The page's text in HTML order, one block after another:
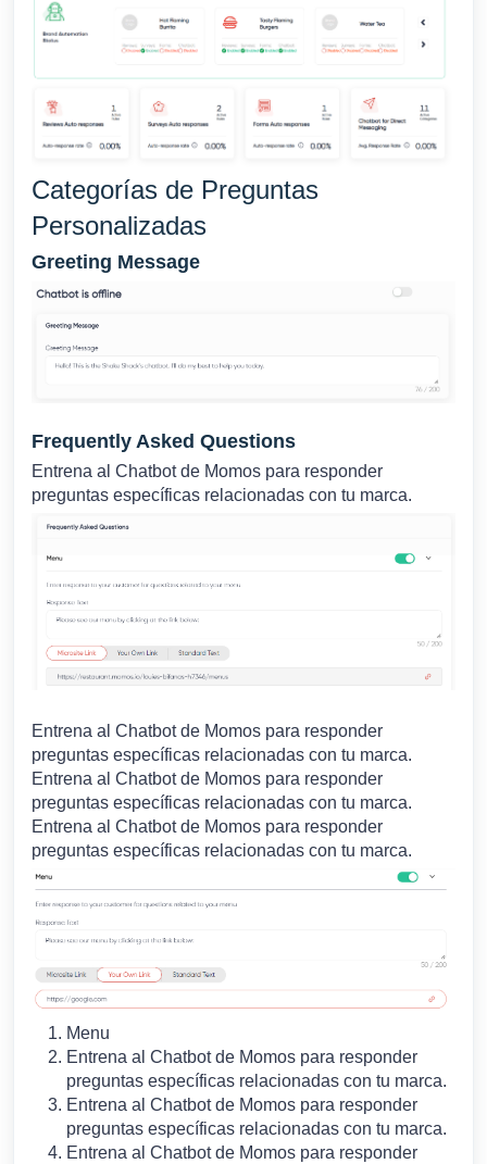
Categorías de Preguntas
Personalizadas
Greeting Message
Frequently Asked Questions
Entrena al Chatbot de Momos para responder
preguntas específicas relacionadas con tu marca.
Entrena al Chatbot de Momos para responder
preguntas específicas relacionadas con tu marca.
Entrena al Chatbot de Momos para responder
preguntas específicas relacionadas con tu marca.
Entrena al Chatbot de Momos para responder
preguntas específicas relacionadas con tu marca.
Menu
Entrena al Chatbot de Momos para responder
preguntas específicas relacionadas con tu marca.
Entrena al Chatbot de Momos para responder
preguntas específicas relacionadas con tu marca.
Entrena al Chatbot de Momos para responder